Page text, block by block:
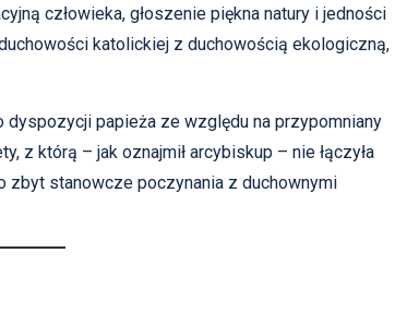
człowieka, głoszenie piękna natury i jedności
katolickiej z duchowością ekologiczną,
papieża ze względu na przypomniany
z którą – jak oznajmił arcybiskup – nie łączyła
zbyt stanowcze poczynania z duchownymi